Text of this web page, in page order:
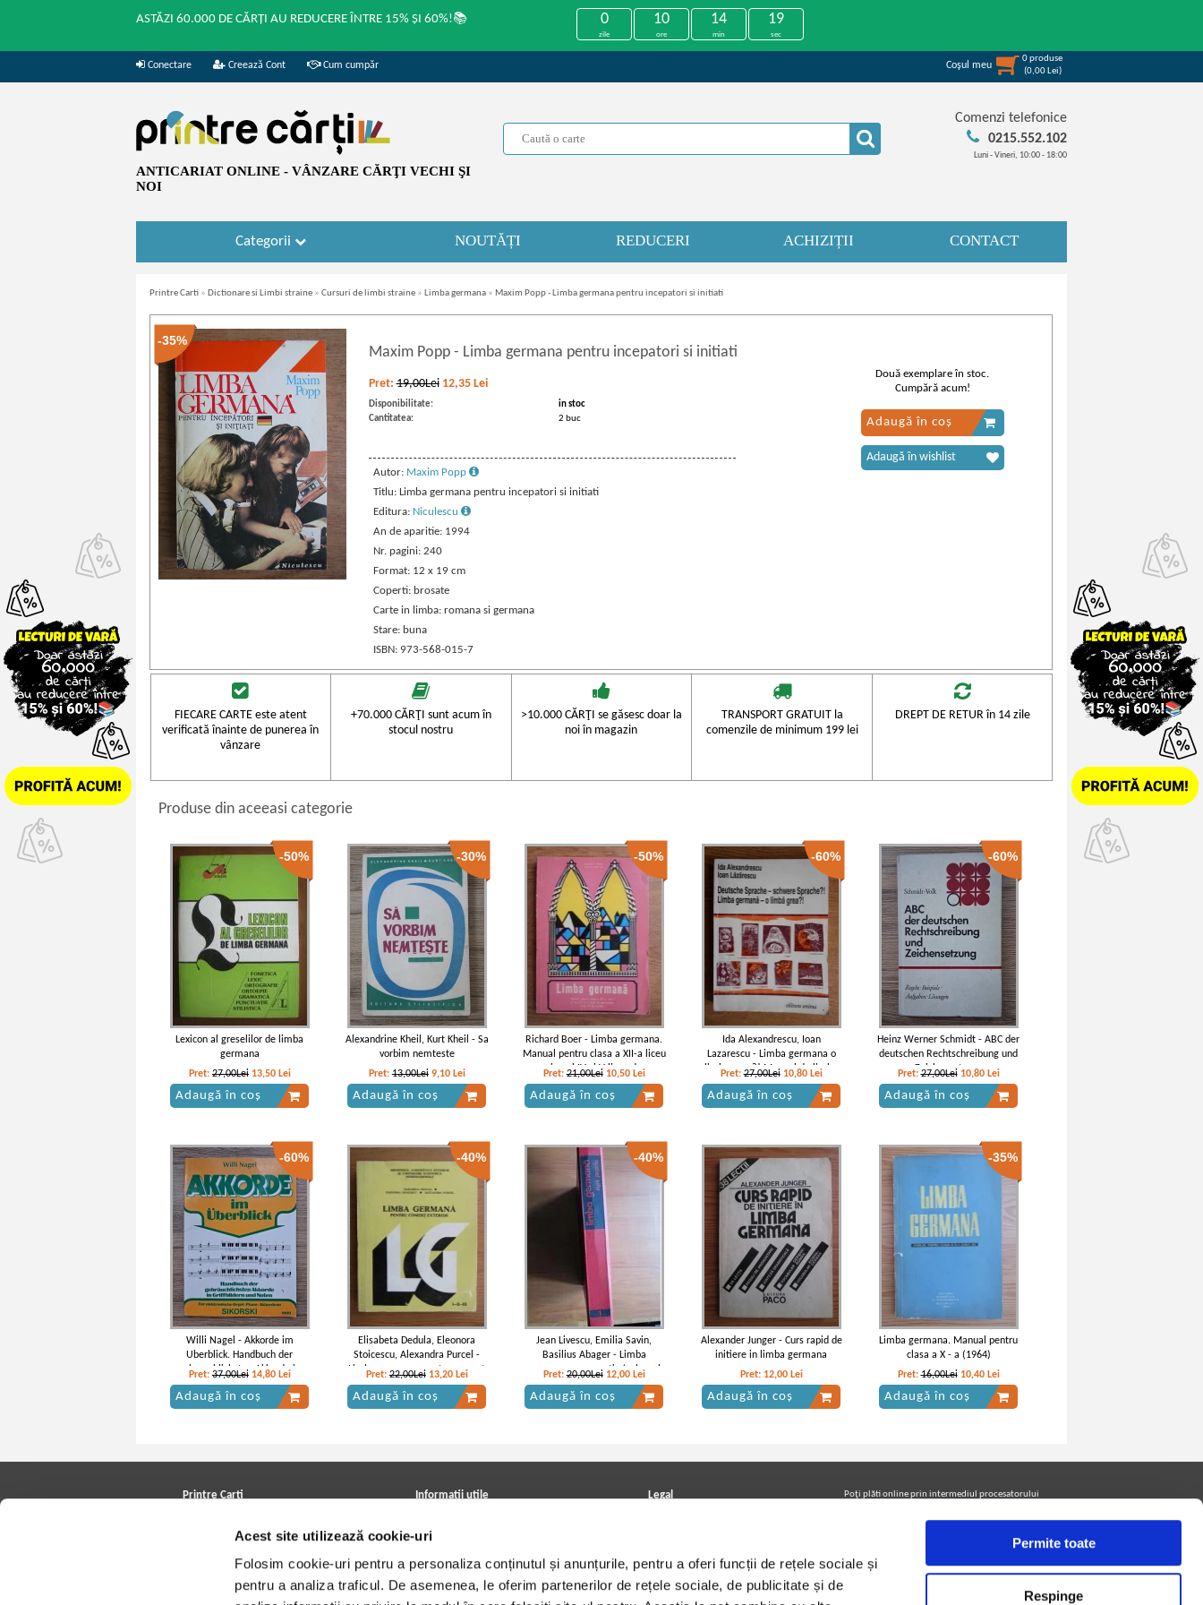
Acest site utilizează cookie-uri
Folosim cookie-uri pentru a personaliza conținutul și anunțurile, pentru a oferi funcții de rețele sociale și
pentru a analiza traficul. De asemenea, le oferim partenerilor de rețele sociale, de publicitate și de
Permite toate
Respinge
ASTĂZI 60.000 DE CĂRȚI AU REDUCERE ÎNTRE 15% ȘI 60%!📚 0
zile
10
ore
14
min
19
sec
Conectare Creează Cont Cum cumpăr Coşul meu
0produse
(0,00 Lei)
ANTICARIAT ONLINE - VÂNZARE CĂRŢI VECHI ŞI
NOI
Comenzi telefonice
0215.552.102
Luni - Vineri, 10:00 - 18:00
Categorii NOUTĂȚI REDUCERI ACHIZIȚII CONTACT
Printre Carti » Dictionare si Limbi straine » Cursuri de limbi straine » Limba germana » Maxim Popp - Limba germana pentru incepatori si initiati
-35%
Maxim Popp - Limba germana pentru incepatori si initiati
Pret:19,00Lei 12,35 Lei
Disponibilitate:
in stoc
Cantitatea:
2 buc
Autor: Maxim Popp
Titlu: Limba germana pentru incepatori si initiati
Editura: Niculescu
An de aparitie: 1994
Nr. pagini: 240
Format: 12 x 19 cm
Coperti: brosate
Carte in limba: romana si germana
Stare: buna
ISBN: 973-568-015-7
Două exemplare în stoc.
Cumpără acum!
Adaugă în coș
Adaugă în wishlist
FIECARE CARTE este atent
verificată înainte de punerea în
vânzare
+70.000 CĂRŢI sunt acum în
stocul nostru
>10.000 CĂRŢI se găsesc doar la
noi în magazin
TRANSPORT GRATUIT la
comenzile de minimum 199 lei
DREPT DE RETUR în 14 zile
Produse din aceeasi categorie
-50%
Lexicon al greselilor de limba
germana
Pret: 27,00Lei 13,50 Lei
Adaugă în coș
-30%
Alexandrine Kheil, Kurt Kheil - Sa
vorbim nemteste
Pret:13,00Lei 9,10 Lei
Adaugă în coș
-50%
Richard Boer - Limba germana.
Manual pentru clasa a XII-a liceu
si anul IV si V licee de
specialitate (anul IV de studiu)
Pret:21,00Lei 10,50 Lei
Adaugă în coș
-60%
Ida Alexandrescu, Ioan
Lazarescu - Limba germana o
limba grea?! Manual de limba
germana, nivel mediu si avansat
Pret:27,00Lei 10,80 Lei
Adaugă în coș
-60%
Heinz Werner Schmidt - ABC der
deutschen Rechtschreibung und
Zeichensetzung
Pret:27,00Lei 10,80 Lei
Adaugă în coș
-60%
Willi Nagel - Akkorde im
Uberblick. Handbuch der
gebrauchlichsten Akkorde in
Griffbildern und noten
Pret: 37,00Lei 14,80 Lei
Adaugă în coș
-40%
Elisabeta Dedula, Eleonora
Stoicescu, Alexandra Purcel -
Limba germana, pentru comert
exterior, anii I-II-III
Pret:22,00Lei 13,20 Lei
Adaugă în coș
-40%
Jean Livescu, Emilia Savin,
Basilius Abager - Limba
germana curs practic (volumul
1)
Pret:20,00Lei 12,00 Lei
Adaugă în coș
Alexander Junger - Curs rapid de
initiere in limba germana
Pret: 12,00 Lei
Adaugă în coș
-35%
Limba germana. Manual pentru
clasa a X - a (1964)
Pret:16,00Lei 10,40 Lei
Adaugă în coș
Printre Carti
Cele mai căutate cărți
Informatii utile
Achizitii viniluri, casete, CD/DVD
Cum cumpar?
Politica de livrare
Retur comenzi
Legal
Termeni si conditii
Utilizare cookie-uri
Poţi plăti online prin intermediul procesatorului
Urmăreşte-ne pe facebook pentru a fi la curent cu